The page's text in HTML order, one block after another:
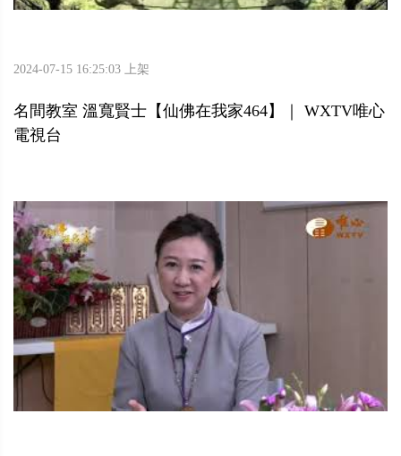
2024-07-15 16:25:03 上架
名間教室 溫寬賢士【仙佛在我家464】｜ WXTV唯心
電視台